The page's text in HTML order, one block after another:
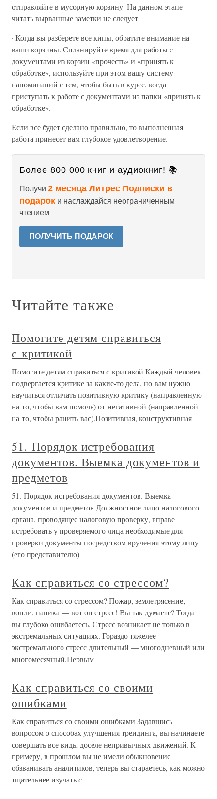
отправляйте в мусорную корзину. На данном этапе
читать вырванные заметки не следует.
· Когда вы разберете все кипы, обратите внимание на
ваши корзины. Спланируйте время для работы с
документами из корзин «прочесть» и «принять к
обработке», используйте при этом вашу систему
напоминаний с тем, чтобы быть в курсе, когда
приступать к работе с документами из папки «принять к
обработке».
Если все будет сделано правильно, то выполненная
работа принесет вам глубокое удовлетворение.
Более 800 000 книг и аудиокниг! 📚
Получи 2 месяца Литрес Подписки в
подарок и наслаждайся неограниченным
чтением
ПОЛУЧИТЬ ПОДАРОК
Читайте также
Помогите детям справиться
с критикой
Помогите детям справиться с критикой Каждый человек
подвергается критике за какие-то дела, но вам нужно
научиться отличать позитивную критику (направленную
на то, чтобы вам помочь) от негативной (направленной
на то, чтобы ранить вас).Позитивная, конструктивная
51. Порядок истребования
документов. Выемка документов и
предметов
51. Порядок истребования документов. Выемка
документов и предметов Должностное лицо налогового
органа, проводящее налоговую проверку, вправе
истребовать у проверяемого лица необходимые для
проверки документы посредством вручения этому лицу
(его представителю)
Как справиться со стрессом?
Как справиться со стрессом? Пожар, землетрясение,
вопли, паника — вот он стресс! Вы так думаете? Тогда
вы глубоко ошибаетесь. Стресс возникает не только в
экстремальных ситуациях. Гораздо тяжелее
экстремального стресс длительный — многодневный или
многомесячный.Первым
Как справиться со своими
ошибками
Как справиться со своими ошибками Задавшись
вопросом о способах улучшения трейдинга, вы начинаете
совершать все виды доселе непривычных движений. К
примеру, в прошлом вы не имели обыкновение
обзванивать аналитиков, теперь вы стараетесь, как можно
тщательнее изучать с